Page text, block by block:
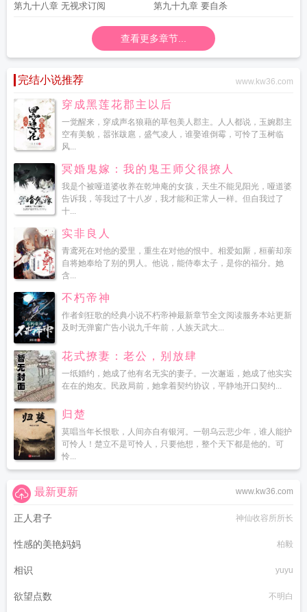
第九十八章 无视求订阅 第九十九章 要自杀
查看更多章节...
完结小说推荐 www.kw36.com
穿成黑莲花郡主以后
一觉醒来，穿成声名狼藉的草包美人郡主。人人都说，玉婉郡主
空有美貌，嚣张跋扈，盛气凌人，谁娶谁倒霉，可怜了玉树临
风...
冥婚鬼嫁：我的鬼王师父很撩人
我是个被哑道婆收养在乾坤庵的女孩，天生不能见阳光，哑道婆
告诉我，等我过了十八岁，我才能和正常人一样。但自我过了
十...
实非良人
青鸢死在对他的爱里，重生在对他的恨中。相爱如厮，桓蘅却亲
自将她奉给了别的男人。他说，能侍奉太子，是你的福分。她
含...
不朽帝神
作者剑狂歌的经典小说不朽帝神最新章节全文阅读服务本站更新
及时无弹窗广告小说九千年前，人族天武大...
花式撩妻：老公，别放肆
一纸婚约，她成了他有名无实的妻子。一次邂逅，她成了他实实
在在的炮友。民政局前，她拿着契约协议，平静地开口契约...
归楚
莫唱当年长恨歌，人间亦自有银河。一朝乌云悲少年，谁人能护
可怜人！楚立不是可怜人，只要他想，整个天下都是他的。可
怜...
www.kw36.com
最新更新
正人君子 神仙收容所所长
性感的美艳妈妈 柏毅
相识 yuyu
欲望点数 不明白